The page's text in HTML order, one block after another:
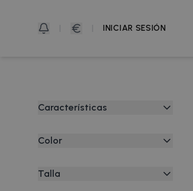
INICIAR SESIÓN
Características
Anatómica
Color
Blanco
Talla